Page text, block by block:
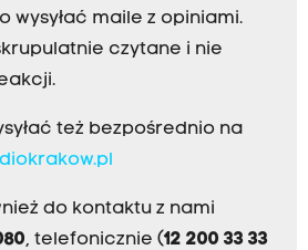
wysyłać maile z opiniami.
czytane i nie
też bezpośrednio na
do kontaktu z nami
, telefonicznie (12 200 33 33